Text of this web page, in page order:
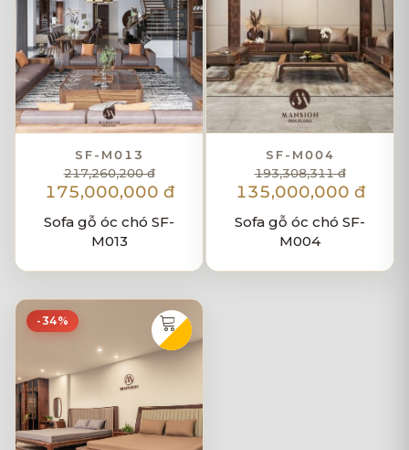
SF-M013
217,260,200 đ
175,000,000 đ
Sofa gỗ óc chó SF-
M013
SF-M004
193,308,311 đ
135,000,000 đ
Sofa gỗ óc chó SF-
M004
-34%